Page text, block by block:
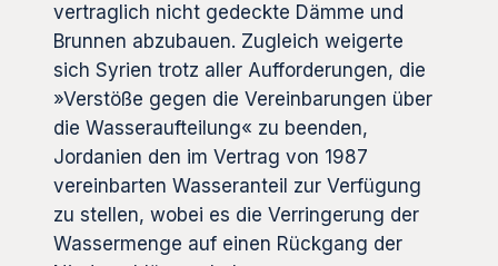
vertraglich nicht gedeckte Dämme und
Brunnen abzubauen. Zugleich weigerte
sich Syrien trotz aller Aufforderungen, die
»Verstöße gegen die Vereinbarungen über
die Wasseraufteilung« zu beenden,
Jordanien den im Vertrag von 1987
vereinbarten Wasseranteil zur Verfügung
zu stellen, wobei es die Verringerung der
Wassermenge auf einen Rückgang der